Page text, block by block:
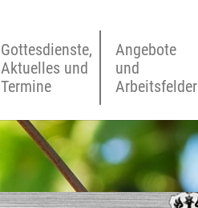
Gottesdienste,
Aktuelles und
Termine
Angebote
und
Arbeitsfelder